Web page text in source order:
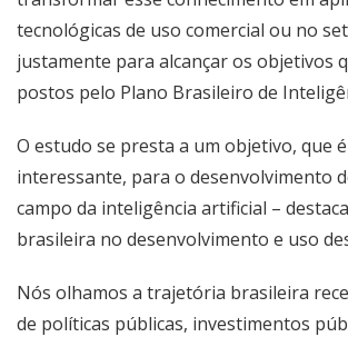
tecnológicas de uso comercial ou no
justamente para alcançar os objetivos
postos pelo Plano Brasileiro de
O estudo se presta a um objetivo, que
interessante, para o desenvolvimento
campo da inteligência artificial –
brasileira no desenvolvimento e uso
Nós olhamos a trajetória brasileira
de políticas públicas, investimentos